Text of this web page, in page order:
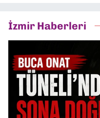
İzmir Haberleri